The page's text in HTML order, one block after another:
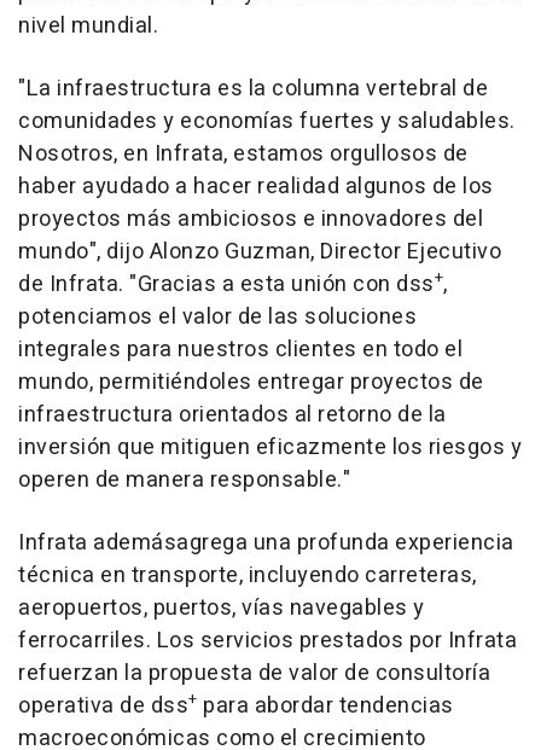
nivel mundial.
"La infraestructura es la columna vertebral de
comunidades y economías fuertes y saludables.
Nosotros, en Infrata, estamos orgullosos de
haber ayudado a hacer realidad algunos de los
proyectos más ambiciosos e innovadores del
mundo", dijoAlonzo Guzman, Director Ejecutivo
de Infrata. "Gracias a esta unión con dss+,
potenciamos el valor de las soluciones
integrales para nuestros clientes en todo el
mundo, permitiéndoles entregar proyectos de
infraestructura orientados al retorno de la
inversión que mitiguen eficazmente los riesgos y
operen de manera responsable."
Infrata ademásagrega una profunda experiencia
técnica en transporte, incluyendo carreteras,
aeropuertos, puertos, vías navegables y
ferrocarriles. Los servicios prestados por Infrata
refuerzan la propuesta de valor de consultoría
operativa de dss+ para abordar tendencias
macroeconómicas como el crecimiento